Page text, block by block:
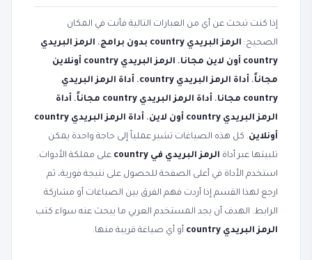
إذا كنت تبحث عن أي من العبارات التالية فأنت في المكان
الصحيح: الرمز البريدي country بدون برامج ، الرمز البريدي
country أون لاين مجانا
،
الرمز البريدي country أونلاين
مجاناً، أداة الرمز البريدي country ، أداة الرمز البريدي
country مجانا
، أداة الرمز البريدي country مجاناً ، أداة
الرمز البريدي country أون لاين
،
أداة الرمز البريدي country
أونلاين. كل هذه الصياغات تشير عملياً إلى حاجة واحدة يمكن
تلبيتها عبر أداة الرمز البريدي في country
على مملكة الأدوات.
استخدم الأداة في أعلى الصفحة للحصول على نتيجة فورية، ثم
ارجع لهذا القسم إذا أردت فهم الفرق بين الصياغات أو مشاركة
الرابط. الهدف أن يجد المستخدم العربي ما يبحث عنه سواء كتب
الرمز البريدي country
أو أي صياغة قريبة منها.